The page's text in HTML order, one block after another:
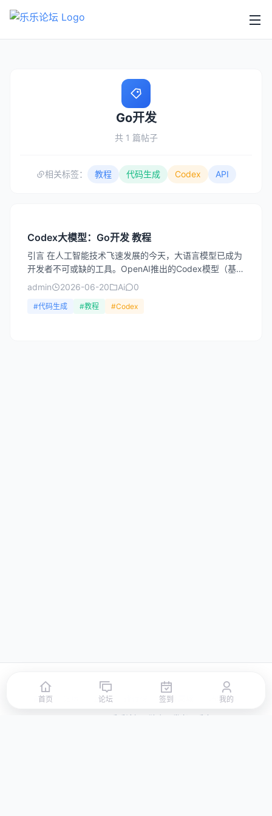
Go开发
共 1 篇帖子
相关标签： 教程 代码生成 Codex API
Codex大模型：Go开发 教程
引言 在人工智能技术飞速发展的今天，大语言模型已成为
开发者不可或缺的工具。OpenAI推出的Codex模型（基于
GPT-3.5架构）专为代码生成与理解而设计，能...
admin 2026-06-20 Ai 0
#代码生成 #教程 #Codex
首页 签到 积分商城 站点地图
© 2026 LLBBS 乐乐论坛 · 独立开发者阿乐出品
首页 论坛 签到 我的